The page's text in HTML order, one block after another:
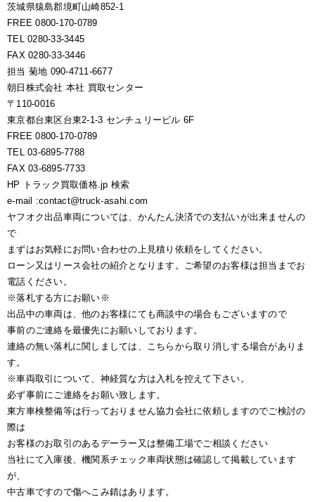
茨城県猿島郡境町山崎852-1
FREE 0800-170-0789
TEL 0280-33-3445
FAX 0280-33-3446
担当 菊地 090-4711-6677
朝日株式会社 本社 買取センター
〒110-0016
東京都台東区台東2-1-3 センチュリービル 6F
FREE 0800-170-0789
TEL 03-6895-7788
FAX 03-6895-7733
HP トラック買取価格.jp 検索
e-mail :contact@truck-asahi.com
ヤフオク出品車両については、かんたん決済での支払いが出来ませんの
で
まずはお気軽にお問い合わせの上見積り依頼をしてください。
ローン又はリース会社の紹介となります。ご希望のお客様は担当までお
電話ください。
※落札する方にお願い※
出品中の車両は、他のお客様にても商談中の場合もございますので
事前のご連絡を最優先にお願いしております。
連絡の無い落札に関しましては、こちらから取り消しする場合がありま
す。
※車両取引について、神経質な方は入札を控えて下さい。
必ず事前にご連絡をお願い致します。
東方車検整備等は行っておりません協力会社に依頼しますのでご検討の
際は
お客様のお取引のあるデーラー又は整備工場でご相談ください
当社にて入庫後、機関系チェック車両状態は確認して掲載しています
が、
中古車ですので傷へこみ錆はあります。